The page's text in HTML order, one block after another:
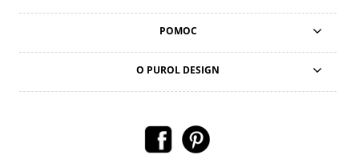
POMOC
O PUROL DESIGN